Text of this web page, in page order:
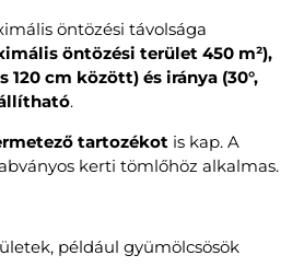
öntözési távolsága
öntözési terület 450 m²),
120 cm között) és iránya (30°,
állítható.
tartozékot is kap. A
kerti tömlőhöz alkalmas.
például gyümölcsösök